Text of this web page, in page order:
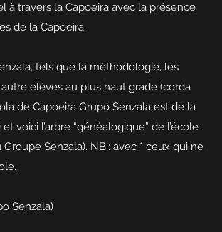
à travers la Capoeira avec la présence
de la Capoeira.
tels que la méthodologie, les
élèves au plus haut grade (corda
de Capoeira Grupo Senzala est de la
voici l’arbre “généalogique” de l’école
Senzala). NB.: avec * ceux qui ne
Senzala)